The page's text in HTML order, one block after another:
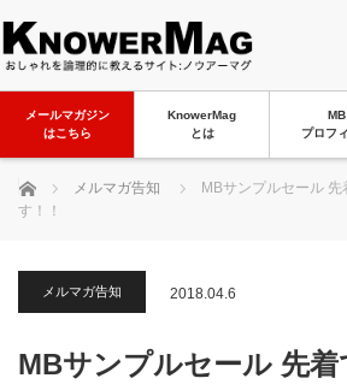
メールマガジン
はこちら
KnowerMag
とは
MB
プロフ
ホーム メルマガ告知
MBサンプルセール
す！！
メルマガ告知 2018.04.6
MBサンプルセール 先着